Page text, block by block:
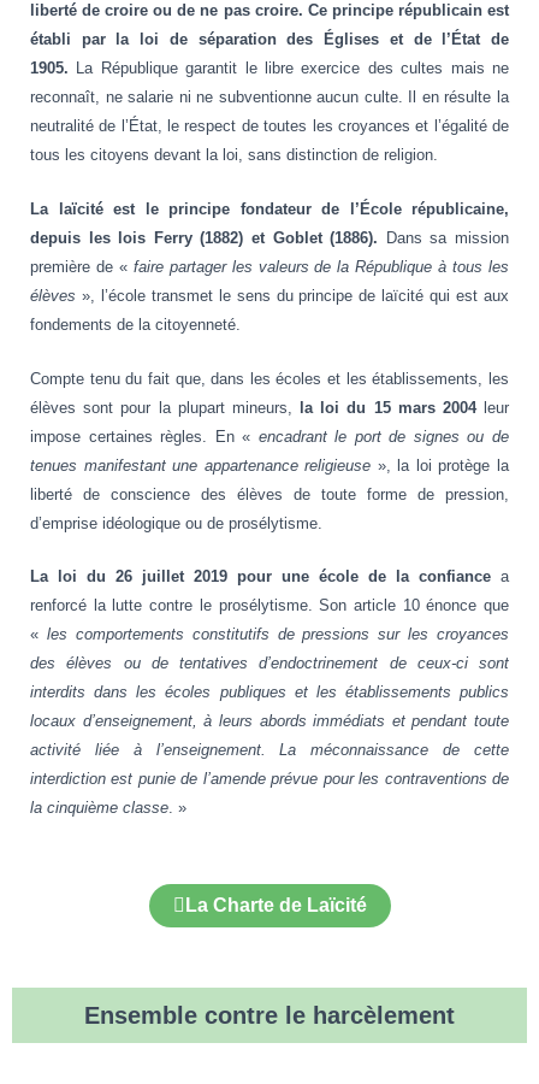
liberté de croire ou de ne pas croire. Ce principe républicain est
établi par la loi de séparation des Églises et de l’État de
1905. La République garantit le libre exercice des cultes mais ne
reconnaît, ne salarie ni ne subventionne aucun culte. Il en résulte la
neutralité de l’État, le respect de toutes les croyances et l’égalité de
tous les citoyens devant la loi, sans distinction de religion.
La laïcité est le principe fondateur de l’École républicaine,
depuis les lois Ferry (1882) et Goblet (1886). Dans sa mission
première de « faire partager les valeurs de la République à tous les
élèves », l’école transmet le sens du principe de laïcité qui est aux
fondements de la citoyenneté.
Compte tenu du fait que, dans les écoles et les établissements, les
élèves sont pour la plupart mineurs, la loi du 15 mars 2004leur
impose certaines règles. En « encadrant le port de signes ou de
tenues manifestant une appartenance religieuse », la loi protège la
liberté de conscience des élèves de toute forme de pression,
d’emprise idéologique ou de prosélytisme.
La loi du 26 juillet 2019 pour une école de la confiance a
renforcé la lutte contre le prosélytisme. Son article 10 énonce que
« les comportements constitutifs de pressions sur les croyances
des élèves ou de tentatives d’endoctrinement de ceux-ci sont
interdits dans les écoles publiques et les établissements publics
locaux d’enseignement, à leurs abords immédiats et pendant toute
activité liée à l’enseignement. La méconnaissance de cette
interdiction est punie de l’amende prévue pour les contraventions de
la cinquième classe. »
La Charte de Laïcité
Ensemble contre le harcèlement